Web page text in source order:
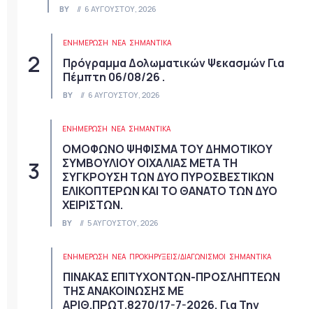
BY 6 ΑΥΓΟΎΣΤΟΥ, 2026
ΕΝΗΜΕΡΩΣΗ ΝΈΑ ΣΗΜΑΝΤΙΚΆ
Πρόγραμμα Δολωματικών Ψεκασμών Για
Πέμπτη 06/08/26 .
BY 6 ΑΥΓΟΎΣΤΟΥ, 2026
ΕΝΗΜΕΡΩΣΗ ΝΈΑ ΣΗΜΑΝΤΙΚΆ
ΟΜΟΦΩΝΟ ΨΗΦΙΣΜΑ ΤΟΥ ΔΗΜΟΤΙΚΟΥ
ΣΥΜΒΟΥΛΙΟΥ ΟΙΧΑΛΙΑΣ ΜΕΤΑ ΤΗ
ΣΥΓΚΡΟΥΣΗ ΤΩΝ ΔΥΟ ΠΥΡΟΣΒΕΣΤΙΚΩΝ
ΕΛΙΚΟΠΤΕΡΩΝ ΚΑΙ ΤΟ ΘΑΝΑΤΟ ΤΩΝ ΔΥΟ
ΧΕΙΡΙΣΤΩΝ.
BY 5 ΑΥΓΟΎΣΤΟΥ, 2026
ΕΝΗΜΕΡΩΣΗ ΝΈΑ ΠΡΟΚΗΡΎΞΕΙΣ/ΔΙΑΓΩΝΙΣΜΟΊ ΣΗΜΑΝΤΙΚΆ
ΠΙΝΑΚΑΣ ΕΠΙΤΥΧΟΝΤΩΝ-ΠΡΟΣΛΗΠΤΕΩΝ
ΤΗΣ ΑΝΑΚΟΙΝΩΣΗΣ ΜΕ
ΑΡΙΘ.ΠΡΩΤ.8270/17-7-2026, Για Την